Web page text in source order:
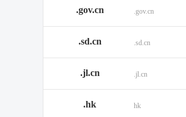
.gov.cn .gov.cn
.sd.cn .sd.cn
.jl.cn .jl.cn
.hk hk